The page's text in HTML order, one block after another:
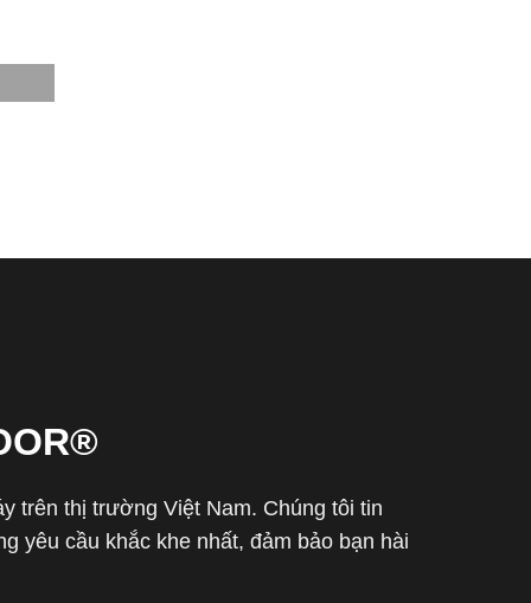
trên thị trường Việt Nam. Chúng tôi tin
yêu cầu khắc khe nhất, đảm bảo bạn hài